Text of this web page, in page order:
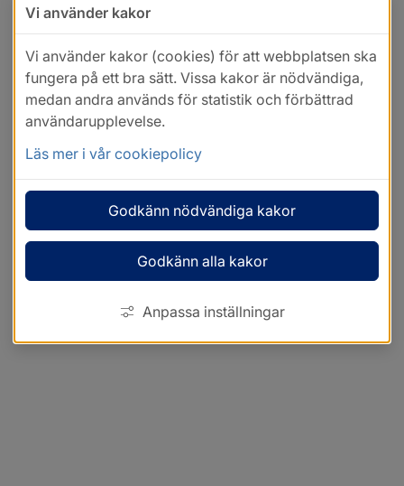
Vi använder kakor
Vi använder kakor (cookies) för att webbplatsen ska
fungera på ett bra sätt. Vissa kakor är nödvändiga,
medan andra används för statistik och förbättrad
användarupplevelse.
Läs mer i vår cookiepolicy
Godkänn nödvändiga kakor
Godkänn alla kakor
Anpassa inställningar